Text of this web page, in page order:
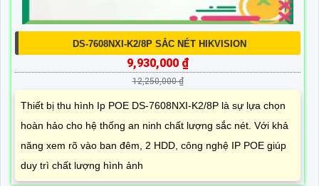
DS-7608NXI-K2/8P SẮC NÉT HIKVISION
9,930,000 ₫
12,250,000 ₫
Thiết bị thu hình Ip POE DS-7608NXI-K2/8P là sự lựa chọn
hoàn hảo cho hệ thống an ninh chất lượng sắc nét. Với khả
năng xem rõ vào ban đêm, 2 HDD, công nghệ IP POE giúp
duy trì chất lượng hình ảnh